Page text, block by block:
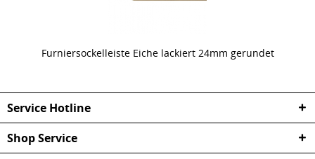
Furniersockelleiste Eiche lackiert 24mm gerundet
Service Hotline
Shop Service